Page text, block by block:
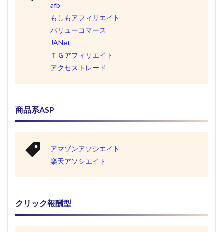
afb
もしもアフィリエイト
バリューコマース
JANet
ＴＧアフィリエイト
アクセストレード
商品系ASP
アマゾンアソシエイト
楽天アソシエイト
クリック報酬型